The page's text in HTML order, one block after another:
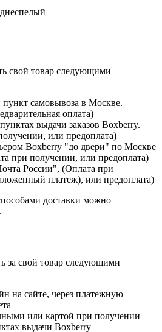
свой товар следующими
самовывоза в Москве.
оплата)
выдачи заказов Boxberry.
или предоплата)
Boxberry "до двери" по Москве
при получении, или предоплата)
России", (Оплата при
платеж), или предоплата)
доставки можно
.
за свой товар следующими
на сайте, через платежную
или картой при получении
выдачи Boxberry